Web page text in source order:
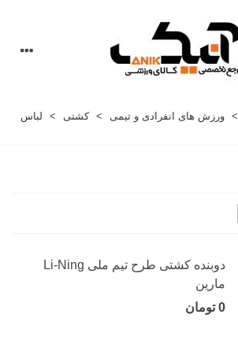
> ورزش های انفرادی و تیمی > کشتی >
لباس
دوبنده کشتی طرح تیم ملی Li-Ning
مارین
0 تومان